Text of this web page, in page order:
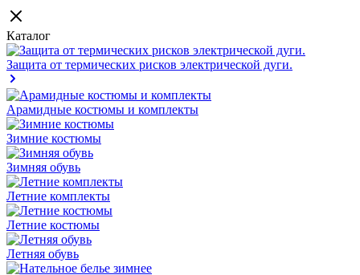
Каталог
Защита от термических рисков электрической дуги.
Арамидные костюмы и комплекты
Зимние костюмы
Зимняя обувь
Летние комплекты
Летние костюмы
Летняя обувь